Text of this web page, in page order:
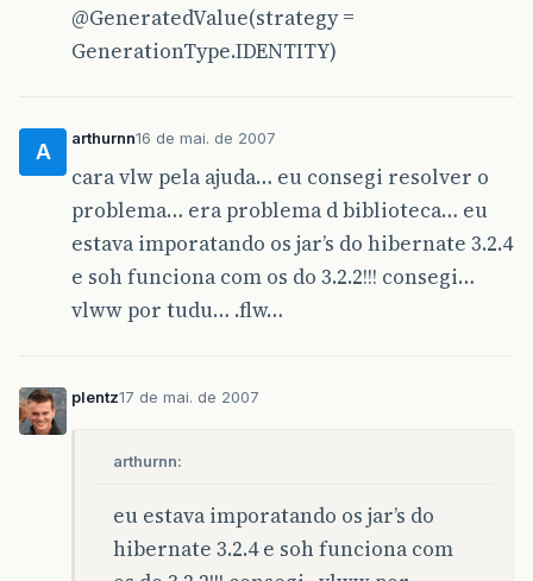
@GeneratedValue(strategy =
GenerationType.IDENTITY)
A
arthurnn16 de mai. de 2007
cara vlw pela ajuda… eu consegi resolver o
problema… era problema d biblioteca… eu
estava imporatando os jar’s do hibernate 3.2.4
e soh funciona com os do 3.2.2!!! consegi…
vlww por tudu… .flw…
plentz17 de mai. de 2007
arthurnn:
eu estava imporatando os jar’s do
hibernate 3.2.4 e soh funciona com